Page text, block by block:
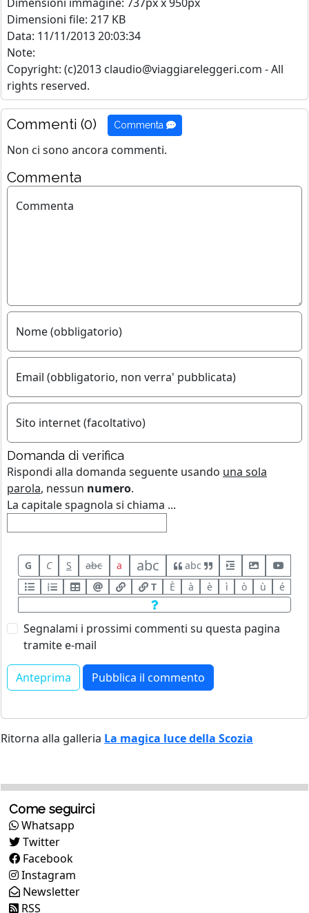
Dimensioni file: 217 KB
Data: 11/11/2013 20:03:34
Note:
Copyright: (c)2013 claudio@viaggiareleggeri.com - All
rights reserved.
Commenti (0) Commenta
Non ci sono ancora commenti.
Commenta
Commenta
Nome (obbligatorio)
Email (obbligatorio, non verra' pubblicata)
Sito internet (facoltativo)
Domanda di verifica
Rispondi alla domanda seguente usando una sola
parola, nessun numero.
La capitale spagnola si chiama ...
G C S abc a abc
abc
T
È à è ì ò ù é
Segnalami i prossimi commenti su questa pagina
tramite e-mail
Ritorna alla galleria La magica luce della Scozia
Come seguirci
Whatsapp
Twitter
Facebook
Instagram
Newsletter
RSS